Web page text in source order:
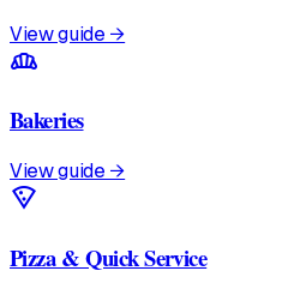
View guide →
bakery_dining
Bakeries
View guide →
local_pizza
Pizza & Quick Service